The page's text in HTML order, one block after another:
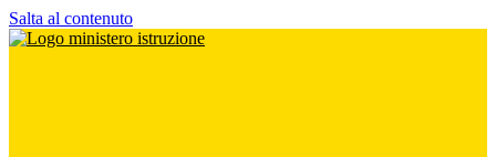
Salta al contenuto